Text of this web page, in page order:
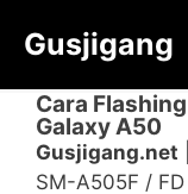
Gusjigang
Cara
Galaxy A50
Gusjigang.net
SM-A505F /